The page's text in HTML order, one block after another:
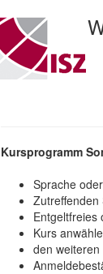
Kursprogramm
Sprache
Zutreffenden
Entgeltfreies
Kurs
den